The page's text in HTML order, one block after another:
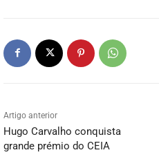
Artigo anterior
Hugo Carvalho conquista
grande prémio do CEIA